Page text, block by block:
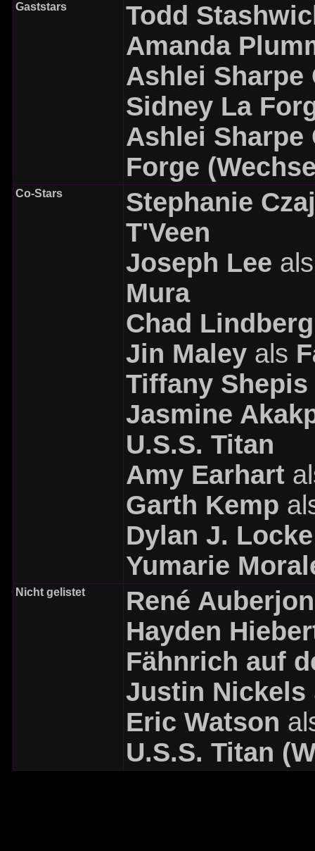
Gaststars
Todd
Amanda
Ashlei Sharpe
Sidney La
Ashlei Sharpe
Forge
Co-Stars
Stephanie
T'Veen
Joseph Lee
Mura
Chad Lindberg
Jin Maley als
Tiffany Shepis
Jasmine
U.S.S. Titan
Amy Earhart
Garth Kemp
Dylan J. Locke
Yumarie
Nicht gelistet
René
Hayden
Fähnrich auf
Justin Nickels
Eric Watson
U.S.S. Titan